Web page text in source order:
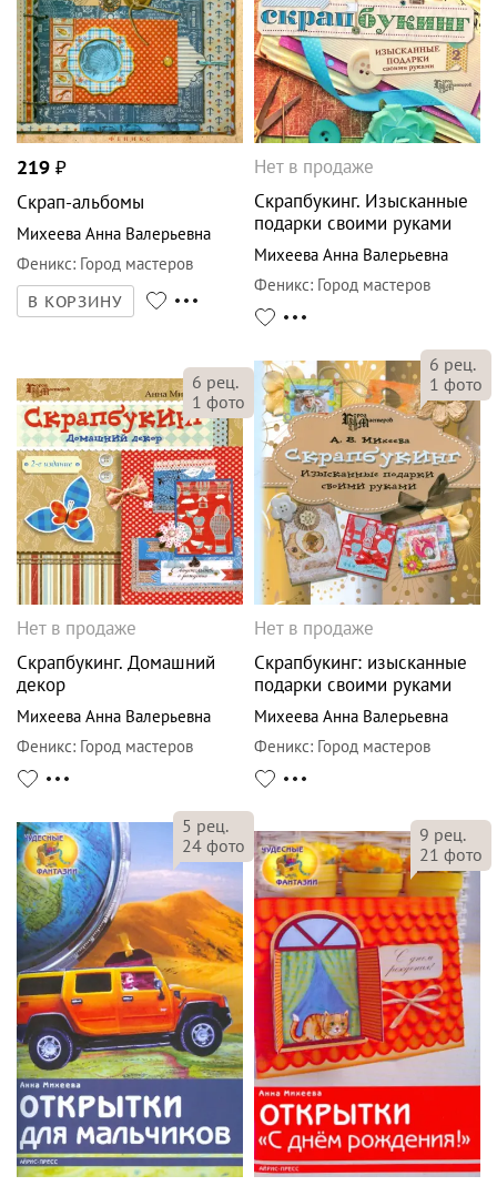
219 ₽
Скрап-альбомы
Михеева Анна Валерьевна
Феникс: Город мастеров
В КОРЗИНУ
Нет в продаже
Скрапбукинг. Изысканные
подарки своими руками
Михеева Анна Валерьевна
Феникс: Город мастеров
6 рец.
1 фото
Нет в продаже
Скрапбукинг. Домашний
декор
Михеева Анна Валерьевна
Феникс: Город мастеров
6 рец.
1 фото
Нет в продаже
Скрапбукинг: изысканные
подарки своими руками
Михеева Анна Валерьевна
Феникс: Город мастеров
5 рец.
24 фото
9 рец.
21 фото